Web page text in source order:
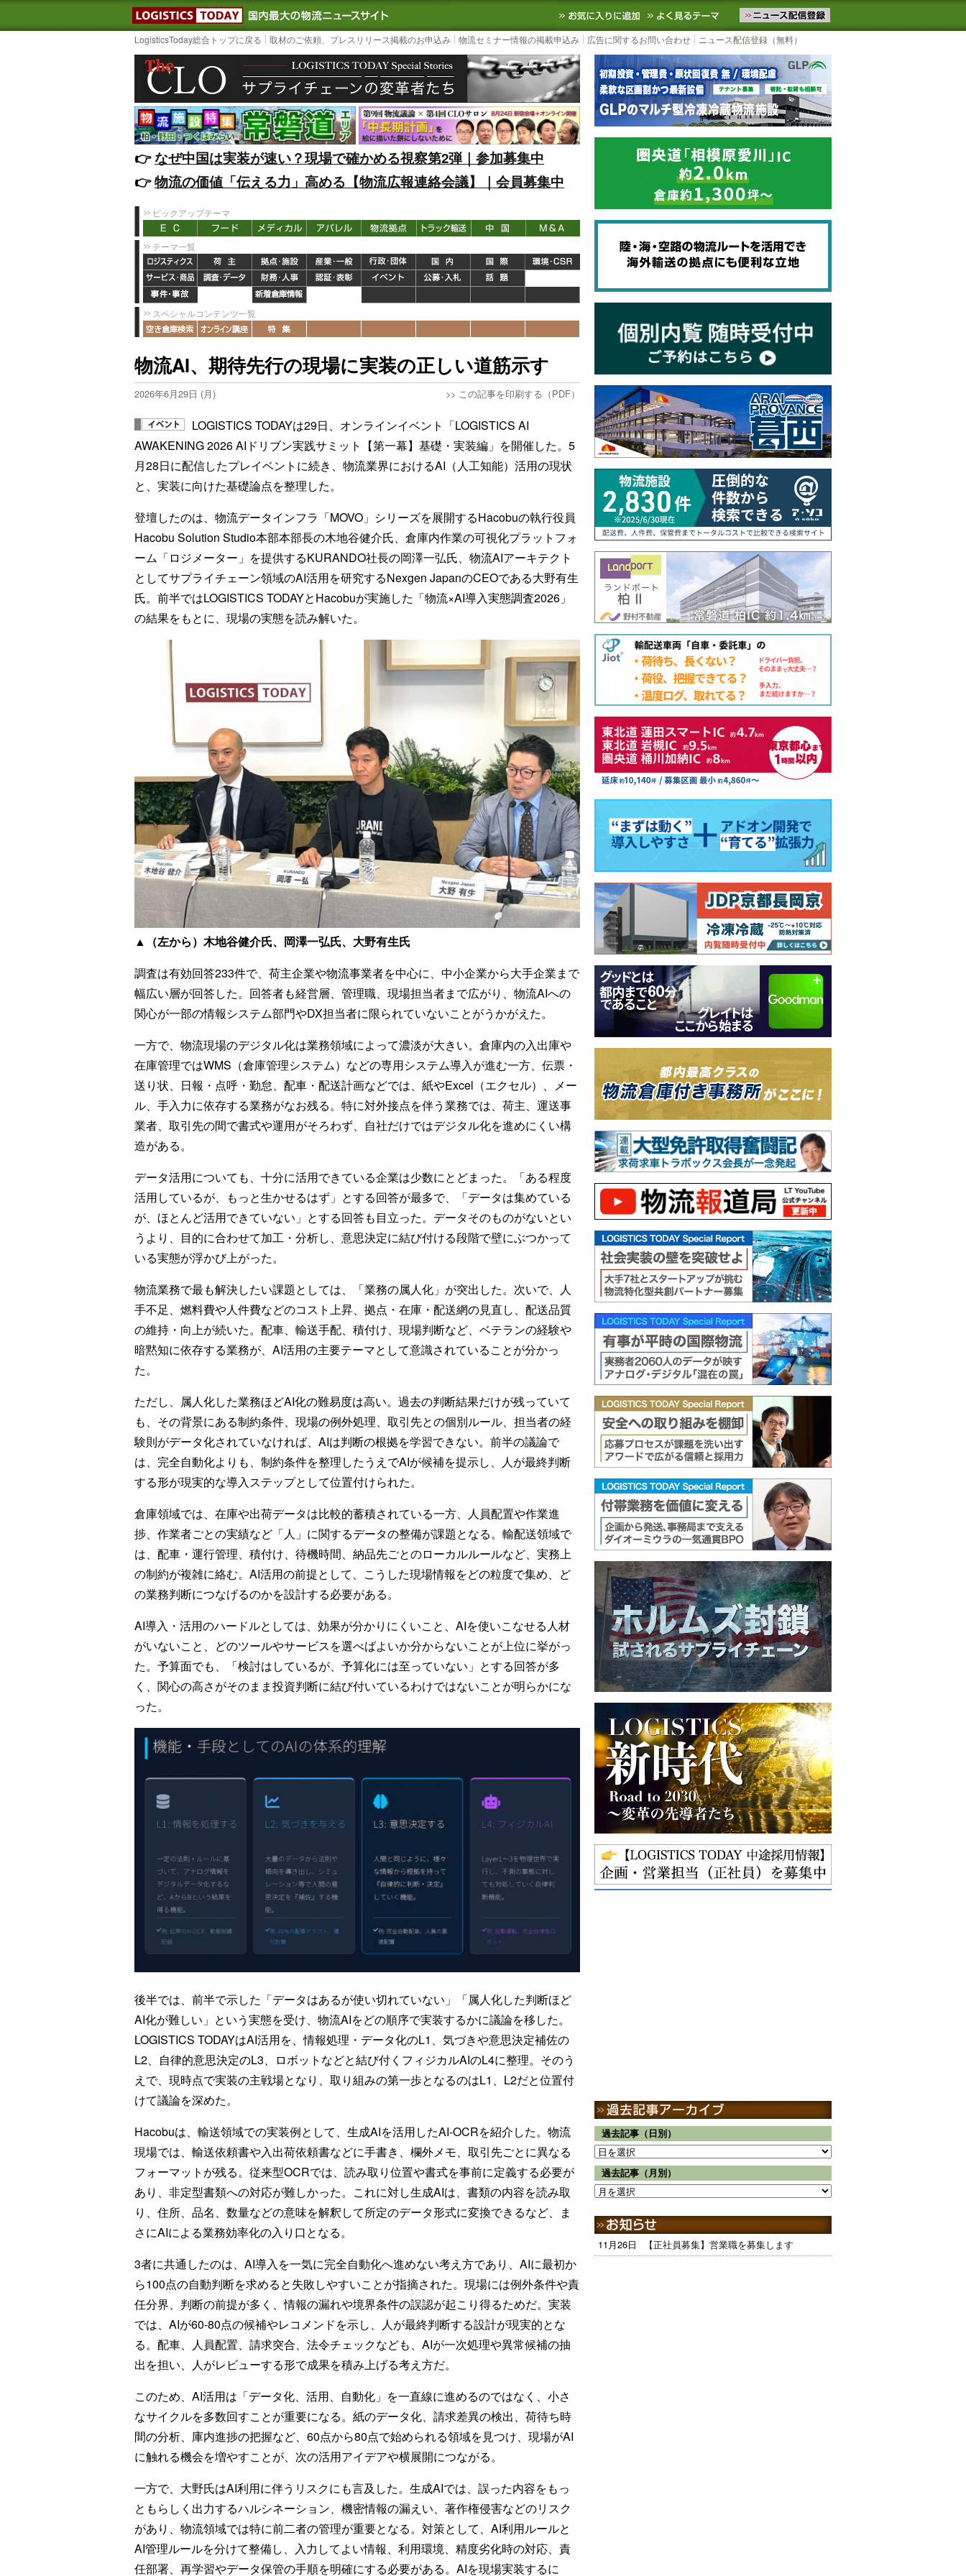
LOGISTICS TODAY｜国内最大の物流ニュースサイト3PL, SCMなど国内外の最新の物流ニュースをお届けします。物流ニュースメール配信を登録す
お気に入りに追加 よく見るテーマ
LogisticsToday総合トップに戻る 取材のご依頼、プレスリリース掲載のお申込み 物流セミナー情報の掲載申込み 広告に関するお問い合わせ ニュース配信登録（無料）
👉️なぜ中国は実装が速い？現場で確かめる視察第2弾｜参加募集中
👉️物流の価値「伝える力」高める【物流広報連絡会議】｜会員募集中
ピックアップテーマ
テーマ一覧
スペシャルコンテンツ一覧
物流AI、期待先行の現場に実装の正しい道筋示す
2026年6月29日 (月) >> この記事を印刷する（PDF）
LOGISTICS TODAYは29日、オンラインイベント「LOGISTICS AI
AWAKENING 2026 AIドリブン実践サミット【第一幕】基礎・実装編」を開催した。5
月28日に配信したプレイベントに続き、物流業界におけるAI（人工知能）活用の現状
と、実装に向けた基礎論点を整理した。
登壇したのは、物流データインフラ「MOVO」シリーズを展開するHacobuの執行役員
Hacobu Solution Studio本部本部長の木地谷健介氏、倉庫内作業の可視化プラットフォ
ーム「ロジメーター」を提供するKURANDO社長の岡澤一弘氏、物流AIアーキテクト
としてサプライチェーン領域のAI活用を研究するNexgen JapanのCEOである大野有生
氏。前半ではLOGISTICS TODAYとHacobuが実施した「物流×AI導入実態調査2026」
の結果をもとに、現場の実態を読み解いた。
▲ （左から）木地谷健介氏、岡澤一弘氏、大野有生氏
調査は有効回答233件で、荷主企業や物流事業者を中心に、中小企業から大手企業まで
幅広い層が回答した。回答者も経営層、管理職、現場担当者まで広がり、物流AIへの
関心が一部の情報システム部門やDX担当者に限られていないことがうかがえた。
一方で、物流現場のデジタル化は業務領域によって濃淡が大きい。倉庫内の入出庫や
在庫管理ではWMS（倉庫管理システム）などの専用システム導入が進む一方、伝票・
送り状、日報・点呼・勤怠、配車・配送計画などでは、紙やExcel（エクセル）、メー
ル、手入力に依存する業務がなお残る。特に対外接点を伴う業務では、荷主、運送事
業者、取引先の間で書式や運用がそろわず、自社だけではデジタル化を進めにくい構
造がある。
データ活用についても、十分に活用できている企業は少数にとどまった。「ある程度
活用しているが、もっと生かせるはず」とする回答が最多で、「データは集めている
が、ほとんど活用できていない」とする回答も目立った。データそのものがないとい
うより、目的に合わせて加工・分析し、意思決定に結び付ける段階で壁にぶつかって
いる実態が浮かび上がった。
物流業務で最も解決したい課題としては、「業務の属人化」が突出した。次いで、人
手不足、燃料費や人件費などのコスト上昇、拠点・在庫・配送網の見直し、配送品質
の維持・向上が続いた。配車、輸送手配、積付け、現場判断など、ベテランの経験や
暗黙知に依存する業務が、AI活用の主要テーマとして意識されていることが分かっ
た。
ただし、属人化した業務ほどAI化の難易度は高い。過去の判断結果だけが残っていて
も、その背景にある制約条件、現場の例外処理、取引先との個別ルール、担当者の経
験則がデータ化されていなければ、AIは判断の根拠を学習できない。前半の議論で
は、完全自動化よりも、制約条件を整理したうえでAIが候補を提示し、人が最終判断
する形が現実的な導入ステップとして位置付けられた。
倉庫領域では、在庫や出荷データは比較的蓄積されている一方、人員配置や作業進
捗、作業者ごとの実績など「人」に関するデータの整備が課題となる。輸配送領域で
は、配車・運行管理、積付け、待機時間、納品先ごとのローカルルールなど、実務上
の制約が複雑に絡む。AI活用の前提として、こうした現場情報をどの粒度で集め、ど
の業務判断につなげるのかを設計する必要がある。
AI導入・活用のハードルとしては、効果が分かりにくいこと、AIを使いこなせる人材
がいないこと、どのツールやサービスを選べばよいか分からないことが上位に挙がっ
た。予算面でも、「検討はしているが、予算化には至っていない」とする回答が多
く、関心の高さがそのまま投資判断に結び付いているわけではないことが明らかにな
った。
後半では、前半で示した「データはあるが使い切れていない」「属人化した判断ほど
AI化が難しい」という実態を受け、物流AIをどの順序で実装するかに議論を移した。
LOGISTICS TODAYはAI活用を、情報処理・データ化のL1、気づきや意思決定補佐の
L2、自律的意思決定のL3、ロボットなどと結び付くフィジカルAIのL4に整理。そのう
えで、現時点で実装の主戦場となり、取り組みの第一歩となるのはL1、L2だと位置付
けて議論を深めた。
Hacobuは、輸送領域での実装例として、生成AIを活用したAI-OCRを紹介した。物流
現場では、輸送依頼書や入出荷依頼書などに手書き、欄外メモ、取引先ごとに異なる
フォーマットが残る。従来型OCRでは、読み取り位置や書式を事前に定義する必要が
あり、非定型書類への対応が難しかった。これに対し生成AIは、書類の内容を読み取
り、住所、品名、数量などの意味を解釈して所定のデータ形式に変換できるなど、ま
さにAIによる業務効率化の入り口となる。
3者に共通したのは、AI導入を一気に完全自動化へ進めない考え方であり、AIに最初か
ら100点の自動判断を求めると失敗しやすいことが指摘された。現場には例外条件や責
任分界、判断の前提が多く、情報の漏れや境界条件の誤認が起こり得るためだ。実装
では、AIが60-80点の候補やレコメンドを示し、人が最終判断する設計が現実的とな
る。配車、人員配置、請求突合、法令チェックなども、AIが一次処理や異常候補の抽
出を担い、人がレビューする形で成果を積み上げる考え方だ。
このため、AI活用は「データ化、活用、自動化」を一直線に進めるのではなく、小さ
なサイクルを多数回すことが重要になる。紙のデータ化、請求差異の検出、荷待ち時
間の分析、庫内進捗の把握など、60点から80点で始められる領域を見つけ、現場がAI
に触れる機会を増やすことが、次の活用アイデアや横展開につながる。
一方で、大野氏はAI利用に伴うリスクにも言及した。生成AIでは、誤った内容をもっ
ともらしく出力するハルシネーション、機密情報の漏えい、著作権侵害などのリスク
があり、物流領域では特に前二者の管理が重要となる。対策として、AI利用ルールと
AI管理ルールを分けて整備し、入力してよい情報、利用環境、精度劣化時の対応、責
任部署、再学習やデータ保管の手順を明確にする必要がある。AIを現場実装するに
過去記事（日別）
過去記事（月別）
11月26日 【正社員募集】営業職を募集します